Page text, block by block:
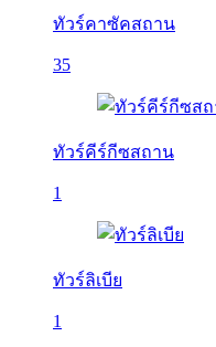
ทัวร์คาซัคสถาน
35
ทัวร์คีร์กีซสถาน
1
ทัวร์ลิเบีย
1